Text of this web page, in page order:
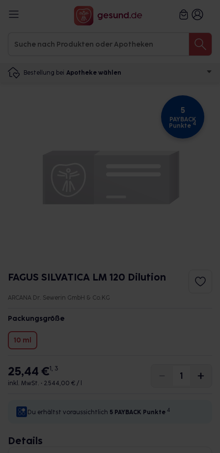
Bestellung bei Apotheke wählen
5
PAYBACK
Punkte 4
FAGUS SILVATICA LM 120 Dilution
ARCANA Dr. Sewerin GmbH & Co.KG
Packungsgröße
10 ml
25,44 €1, 3
inkl. MwSt. • 2.544,00 € / l
Du erhältst voraussichtlich 5 PAYBACK Punkte 4
Details